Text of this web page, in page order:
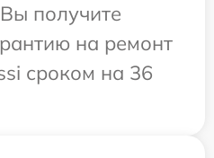
получите
на ремонт
сроком на 36